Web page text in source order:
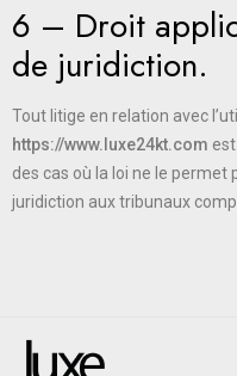
6 – Droit
de juridiction.
Tout litige en relation avec
https://www.luxe24kt.com
des cas où la loi ne le
juridiction aux tribunaux